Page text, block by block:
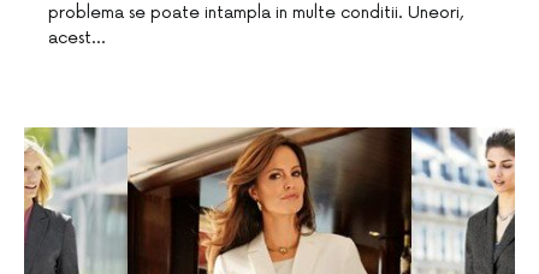
problema se poate intampla in multe conditii. Uneori,
acest…